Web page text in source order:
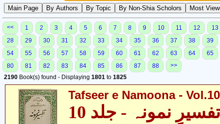
<< 1 2 3 4 5 6 7 8 9 10 11 12
13
28
29 30 31 32 33 34 35 36 37 38
39
54
55 56 57 58 59 60 61 62 63 64
65
80
81 82 83 84 85 86 87 88
>>
2190 Book(s) found - Displaying 1801 to 1825
Tafseer e Namoona - Vol.10
تفسیرِ نمونہ - جلد 10